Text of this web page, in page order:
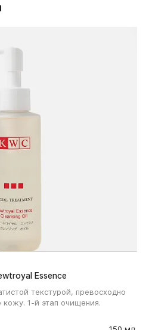
Essence
текстурой, превосходно
1-й этап очищения.